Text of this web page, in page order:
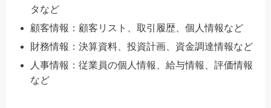
タなど
顧客情報：顧客リスト、取引履歴、個人情報など
財務情報：決算資料、投資計画、資金調達情報など
人事情報：従業員の個人情報、給与情報、評価情報
など